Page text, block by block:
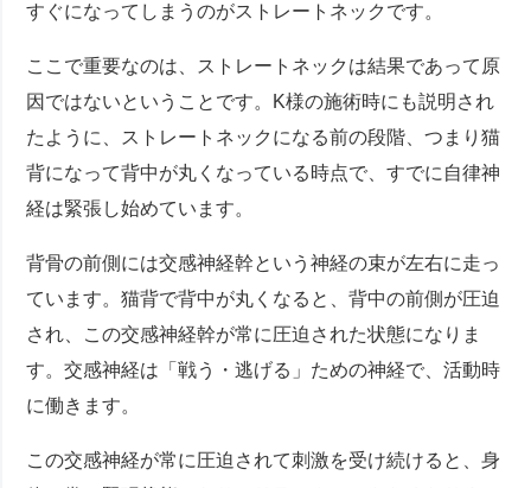
すぐになってしまうのがストレートネックです。
ここで重要なのは、ストレートネックは結果であって原
因ではないということです。K様の施術時にも説明され
たように、ストレートネックになる前の段階、つまり猫
背になって背中が丸くなっている時点で、すでに自律神
経は緊張し始めています。
背骨の前側には交感神経幹という神経の束が左右に走っ
ています。猫背で背中が丸くなると、背中の前側が圧迫
され、この交感神経幹が常に圧迫された状態になりま
す。交感神経は「戦う・逃げる」ための神経で、活動時
に働きます。
この交感神経が常に圧迫されて刺激を受け続けると、身